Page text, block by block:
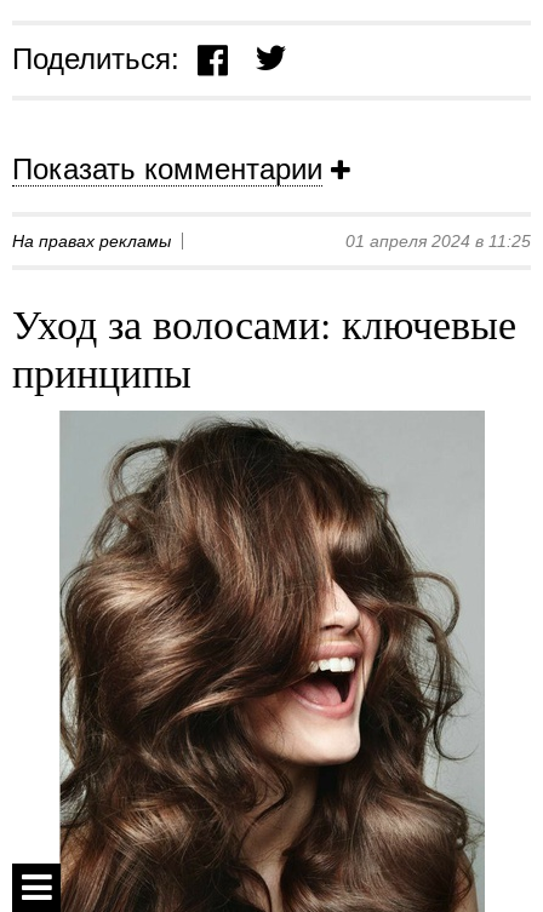
Поделиться:
Показать комментарии
На правах рекламы 01 апреля 2024 в 11:25
Уход за волосами: ключевые
принципы